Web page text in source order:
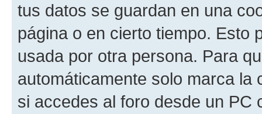
tus datos se guardan en una
página o en cierto tiempo. Esto
usada por otra persona. Para
automáticamente solo marca la
si accedes al foro desde un PC